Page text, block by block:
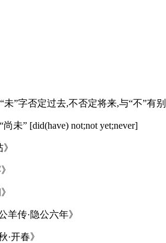
”字否定过去,不否定将来,与“不”有
未” [did(have) not;not yet;never]
传·隐公六年》
开春》